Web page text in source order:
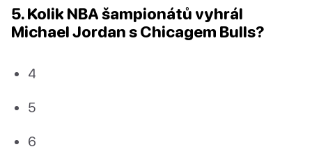
5. Kolik NBA šampionátů vyhrál
Michael Jordan s Chicagem Bulls?
4
5
6